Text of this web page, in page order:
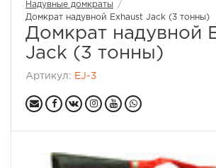
Надувные домкраты
/
Домкрат надувной Exhaust Jack (3 тонны)
Домкрат надувной
Jack (3 тонны)
Артикул: EJ-3